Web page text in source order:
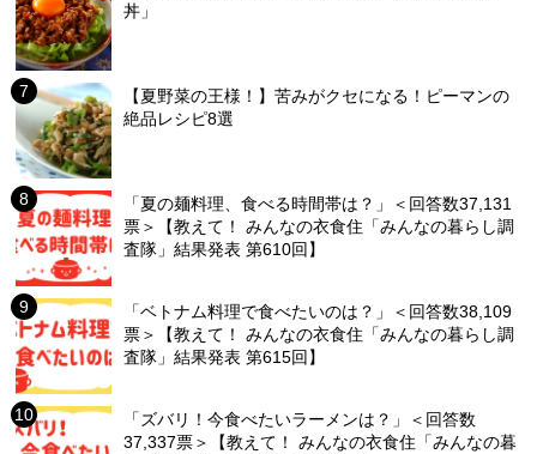
丼」
【夏野菜の王様！】苦みがクセになる！ピーマンの
絶品レシピ8選
「夏の麺料理、食べる時間帯は？」＜回答数37,131
票＞【教えて！ みんなの衣食住「みんなの暮らし調
査隊」結果発表 第610回】
「ベトナム料理で食べたいのは？」＜回答数38,109
票＞【教えて！ みんなの衣食住「みんなの暮らし調
査隊」結果発表 第615回】
「ズバリ！今食べたいラーメンは？」＜回答数
37,337票＞【教えて！ みんなの衣食住「みんなの暮